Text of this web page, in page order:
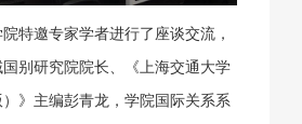
特邀专家学者进行了座谈交流，
国别研究院院长、《上海交通大学
》主编彭青龙，学院国际关系系